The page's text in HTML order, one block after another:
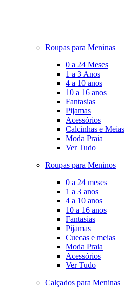
Roupas para Meninas
0 a 24 Meses
1 a 3 Anos
4 a 10 anos
10 a 16 anos
Fantasias
Pijamas
Acessórios
Calcinhas e Meias
Moda Praia
Ver Tudo
Roupas para Meninos
0 a 24 meses
1 a 3 anos
4 a 10 anos
10 a 16 anos
Fantasias
Pijamas
Cuecas e meias
Moda Praia
Acessórios
Ver Tudo
Calçados para Meninas